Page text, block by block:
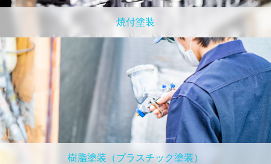
焼付塗装
樹脂塗装（プラスチック塗装）